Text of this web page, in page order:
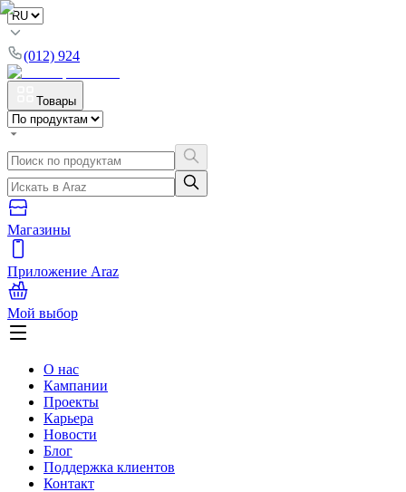
(012) 924
Товары
Магазины
Приложение Araz
Мой выбор
О нас
Кампании
Проекты
Карьера
Новости
Блог
Поддержка клиентов
Контакт